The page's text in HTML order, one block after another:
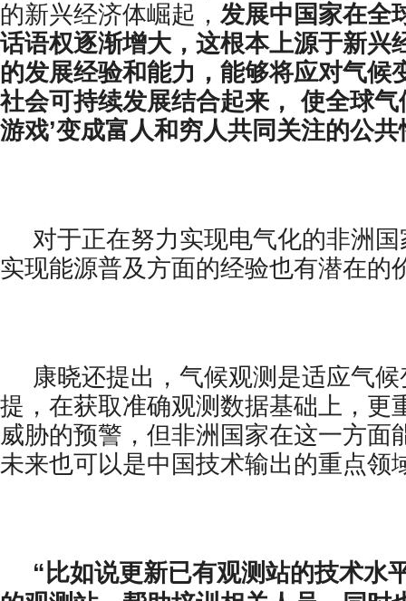
的新兴经济体崛起， 发展中国家在全
话语权逐渐增大，这根本上源于新兴
的发展经验和能力，能够将应对气候
社会可持续发展结合起来， 使全球气
游戏’变成富人和穷人共同关注的公
对于正在努力实现电气化的非洲
实现能源普及方面的经验也有潜在的
康晓还提出，气候观测是适应气
提，在获取准确观测数据基础上，更
威胁的预警，但非洲国家在这一方面
未来也可以是中国技术输出的重点领
“比如说更新已有观测站的技术水